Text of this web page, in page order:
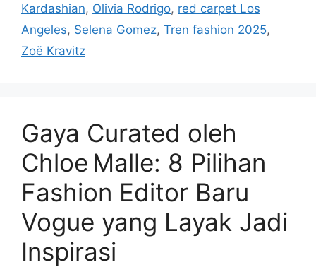
Kardashian, Olivia Rodrigo, red carpet Los
Angeles, Selena Gomez, Tren fashion 2025,
Zoë Kravitz
Gaya Curated oleh
Chloe Malle: 8 Pilihan
Fashion Editor Baru
Vogue yang Layak Jadi
Inspirasi